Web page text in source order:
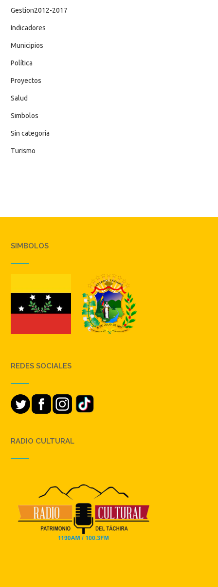
Gestion2012-2017
Indicadores
Municipios
Política
Proyectos
Salud
Simbolos
Sin categoría
Turismo
SIMBOLOS
REDES SOCIALES
RADIO CULTURAL